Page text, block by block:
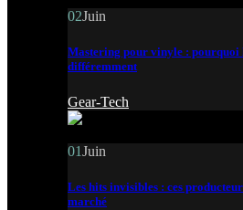
02Juin
Mastering pour vinyle : pourquoi
différemment
Gear-Tech
01Juin
Les hits invisibles : ces
marché